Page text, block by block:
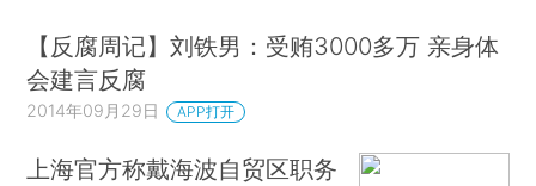
【反腐周记】刘铁男：受贿3000多万 亲身体
会建言反腐
2014年09月29日 APP打开
上海官方称戴海波自贸区职务